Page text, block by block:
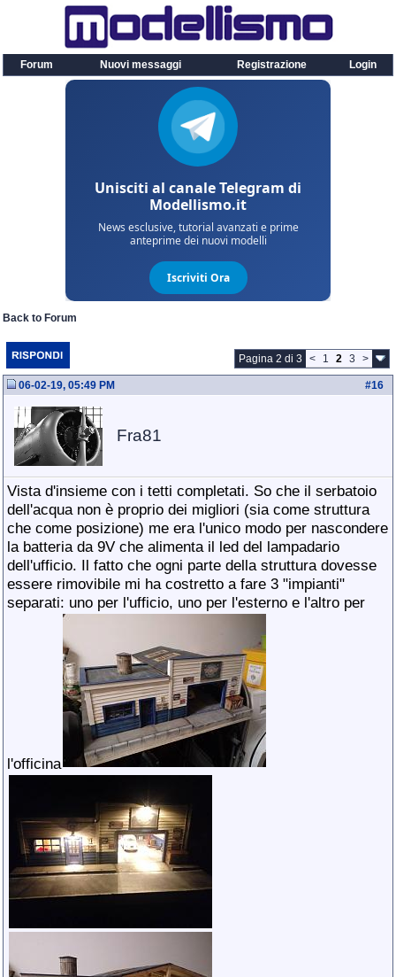
Forum Nuovi messaggi Registrazione Login
Back to Forum
Pagina 2 di 3 < 1 2 3 >
#16
06-02-19, 05:49 PM
Fra81
Vista d'insieme con i tetti completati. So che il serbatoio
dell'acqua non è proprio dei migliori (sia come struttura
che come posizione) me era l'unico modo per nascondere
la batteria da 9V che alimenta il led del lampadario
dell'ufficio. Il fatto che ogni parte della struttura dovesse
essere rimovibile mi ha costretto a fare 3 "impianti"
separati: uno per l'ufficio, uno per l'esterno e l'altro per
l'officina